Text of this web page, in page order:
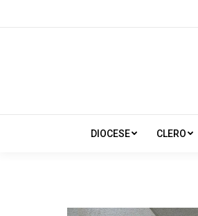
DIOCESE CLERO